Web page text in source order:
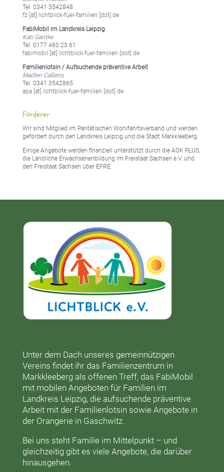
Tel. 0341 3542848
fz [at] lichtblick-fuer-familien [dot] de
FabiMobil im Landkreis Leipzig
Kati Gantke
Tel. 0177 460 23 61
fabimobil [at] lichtblick-fuer-familien [dot] de
Familienlotsin / Aufsuchende präventive Arbeit
Madlen Caßens
Tel. 0341 3542865
apa [at] lichtblick-fuer-familien [dot] de
Förderer
Wir sind Mitglied im Paritätischen Wohlfahrtsverband und werden
gefördert durch den Landkreis Leipzig und die Stadt Markkleeberg.
Einige Angebote werden finanziell unterstützt durch die AOK PLUS,
die Ländliche Erwachsenenbildung im Freistaat Sachsen e.V. und
den Freistaat Sachsen über EFRE.
Unter dem Dach unseres gemeinnützigen
Vereins findet ihr das Familienzentrum in
Markkleebergals offenen Treff, das FabiMobil
mit mobilen Angeboten für Familien im
Landkreis Leipzig, die aufsuchende präventive
Arbeit mit der Familienlotsin sowie Angebote in
der Orangeriein Gaschwitz.
Bei uns steht Familie im Mittelpunkt – und
gleichzeitig gibt es viele Angebote, die darüber
hinausgehen.